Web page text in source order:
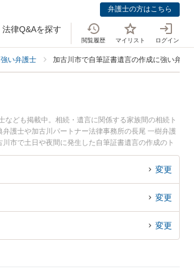
弁護士の方はこちら
法律Q&Aを探す
閲覧履歴 マイリスト ログイン
い弁護士 加古川市で自筆証書遺言の作成に強い弁護士
ども掲載中。相続・遺言に関係する家族間の相続ト
護士や加古川パートナー法律事務所の長尾 一樹弁護
市で土日や夜間に発生した自筆証書遺言の作成のト
回相談無料で自筆証書遺言の作成を法律相談できる加
変更
変更
変更